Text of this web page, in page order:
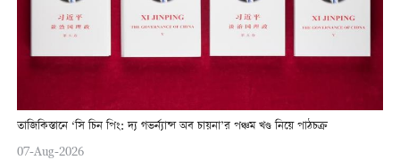
তাজিকিস্তানে ‘সি চিন পিং: দ্য গভর্ন্যান্স অব চায়না’র পঞ্চম খণ্ড নিয়ে পাঠচক্র
07-Aug-2026